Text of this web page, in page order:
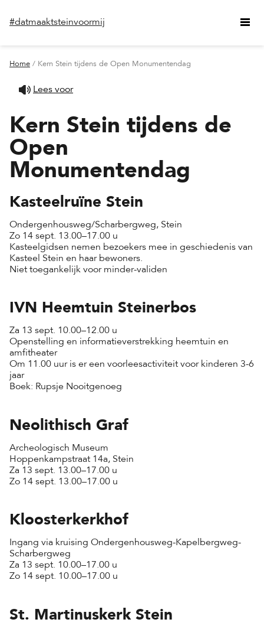
#datmaaktsteinvoormij
Home / Kern Stein tijdens de Open Monumentendag
Lees voor
Kern Stein tijdens de
Open
Monumentendag
Kasteelruïne Stein
Ondergenhousweg/Scharbergweg, Stein
Zo 14 sept. 13.00–17.00 u
Kasteelgidsen nemen bezoekers mee in geschiedenis van
Kasteel Stein en haar bewoners.
Niet toegankelijk voor minder-validen
IVN Heemtuin Steinerbos
Za 13 sept. 10.00–12.00 u
Openstelling en informatieverstrekking heemtuin en
amfitheater
Om 11.00 uur is er een voorleesactiviteit voor kinderen 3-6
jaar
Boek: Rupsje Nooitgenoeg
Neolithisch Graf
Archeologisch Museum
Hoppenkampstraat 14a, Stein
Za 13 sept. 13.00–17.00 u
Zo 14 sept. 13.00–17.00 u
Kloosterkerkhof
Ingang via kruising Ondergenhousweg-Kapelbergweg-
Scharbergweg
Za 13 sept. 10.00–17.00 u
Zo 14 sept. 10.00–17.00 u
St. Martinuskerk Stein